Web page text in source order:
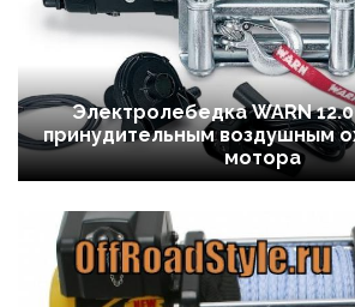
Электролебедка WARN 12.0
принудительным воздушным
мотора